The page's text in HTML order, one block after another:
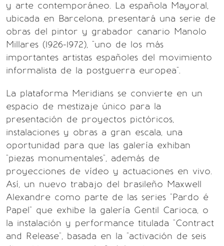
y arte contemporáneo. La española Mayoral,
ubicada en Barcelona, presentará una serie de
obras del pintor y grabador canario Manolo
Millares (1926-1972), "uno de los más
importantes artistas españoles del movimiento
informalista de la postguerra europea".
La plataforma Meridians se convierte en un
espacio de mestizaje único para la
presentación de proyectos pictóricos,
instalaciones y obras a gran escala, una
oportunidad para que las galería exhiban
"piezas monumentales", además de
proyecciones de vídeo y actuaciones en vivo.
Así, un nuevo trabajo del brasileño Maxwell
Alexandre como parte de las series "Pardo é
Papel" que exhibe la galería Gentil Carioca, o
la instalación y performance titulada "Contract
and Release", basada en la "activación de seis